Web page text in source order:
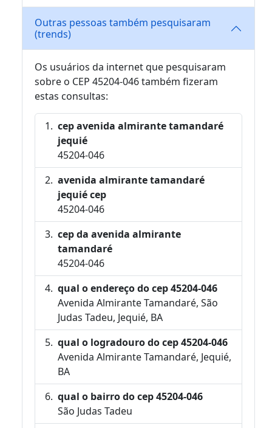
Outras pessoas também pesquisaram
(trends)
Os usuários da internet que pesquisaram
sobre o CEP 45204-046 também fizeram
estas consultas:
cep avenida almirante tamandaré
jequié
45204-046
avenida almirante tamandaré
jequié cep
45204-046
cep da avenida almirante
tamandaré
45204-046
qual o endereço do cep 45204-046
Avenida Almirante Tamandaré, São
Judas Tadeu, Jequié, BA
qual o logradouro do cep 45204-046
Avenida Almirante Tamandaré, Jequié,
BA
qual o bairro do cep 45204-046
São Judas Tadeu